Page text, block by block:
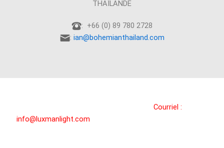
THAÏLANDE
: +66 (0) 89 780 2728
: ian@bohemianthailand.com
Courriel :
info@luxmanlight.com